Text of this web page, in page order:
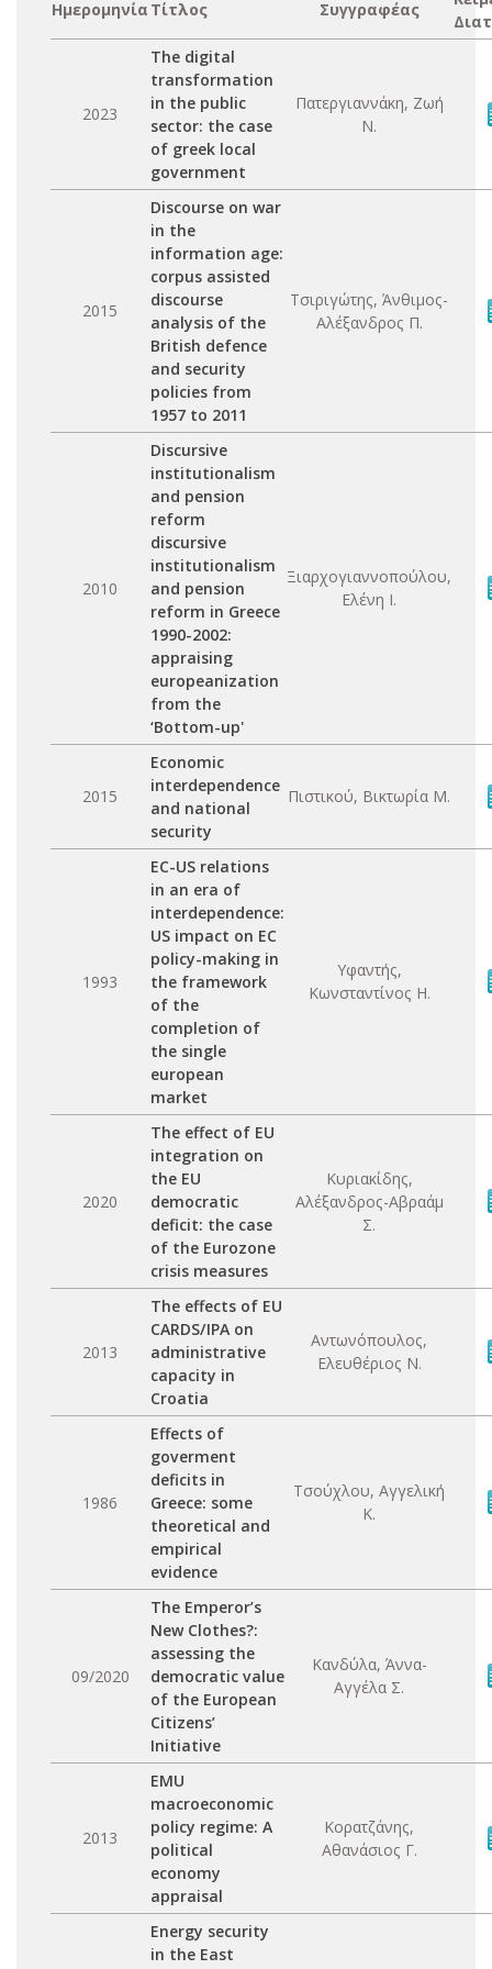
Ημερομηνία Τίτλος Συγγραφέας
2023
The digital
transformation
in the public
sector: the case
of greek local
government
Πατεργιαννάκη, Ζωή
Ν.
2015
Discourse on war
in the
information age:
corpus assisted
discourse
analysis of the
British defence
and security
policies from
1957 to 2011
Τσιριγώτης, Άνθιμος-
Αλέξανδρος Π.
2010
Discursive
institutionalism
and pension
reform
discursive
institutionalism
and pension
reform in Greece
1990-2002:
appraising
europeanization
from the
‘Bottom-up'
Ξιαρχογιαννοπούλου,
Ελένη Ι.
2015
Economic
interdependence
and national
security
Πιστικού, Βικτωρία Μ.
1993
EC-US relations
in an era of
interdependence:
US impact on EC
policy-making in
the framework
of the
completion of
the single
european
market
Υφαντής,
Κωνσταντίνος Η.
2020
The effect of EU
integration on
the EU
democratic
deficit: the case
of the Eurozone
crisis measures
Κυριακίδης,
Αλέξανδρος-Αβραάμ
Σ.
2013
The effects of EU
CARDS/IPA on
administrative
capacity in
Croatia
Αντωνόπουλος,
Ελευθέριος Ν.
1986
Effects of
goverment
deficits in
Greece: some
theoretical and
empirical
evidence
Τσούχλου, Αγγελική
Κ.
09/2020
The Emperor’s
New Clothes?:
assessing the
democratic value
of the European
Citizens’
Initiative
Κανδύλα, Άννα-
Αγγέλα Σ.
2013
EMU
macroeconomic
policy regime: A
political
economy
appraisal
Κορατζάνης,
Αθανάσιος Γ.
Energy security
in the East